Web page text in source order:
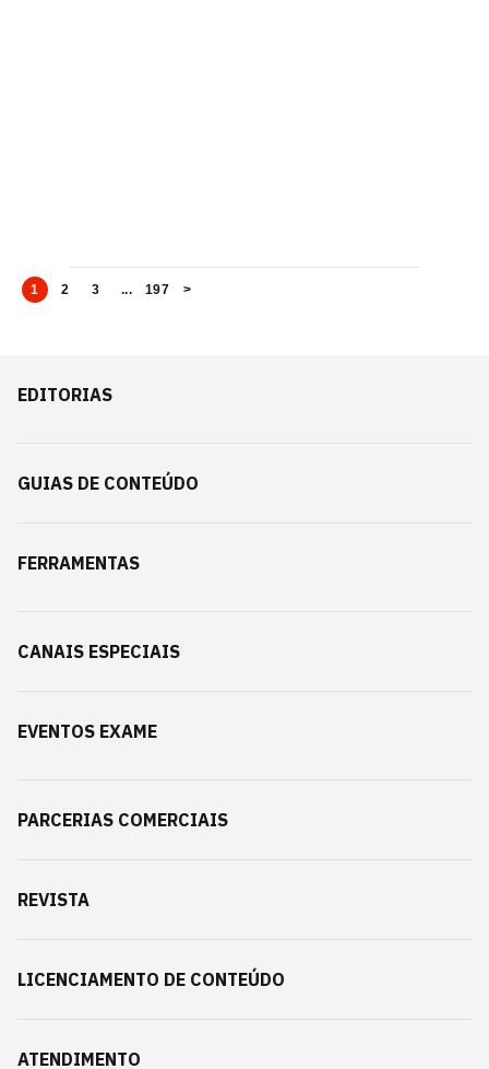
1 2 3 ... 197 >
EDITORIAS
GUIAS DE CONTEÚDO
FERRAMENTAS
CANAIS ESPECIAIS
EVENTOS EXAME
PARCERIAS COMERCIAIS
REVISTA
LICENCIAMENTO DE CONTEÚDO
ATENDIMENTO